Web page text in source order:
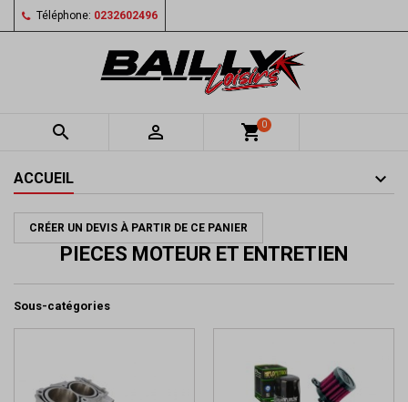
Téléphone: 0232602496
  shopping_cart0
ACCUEIL
CRÉER UN DEVIS À PARTIR DE CE PANIER
PIECES MOTEUR ET ENTRETIEN
Sous-catégories